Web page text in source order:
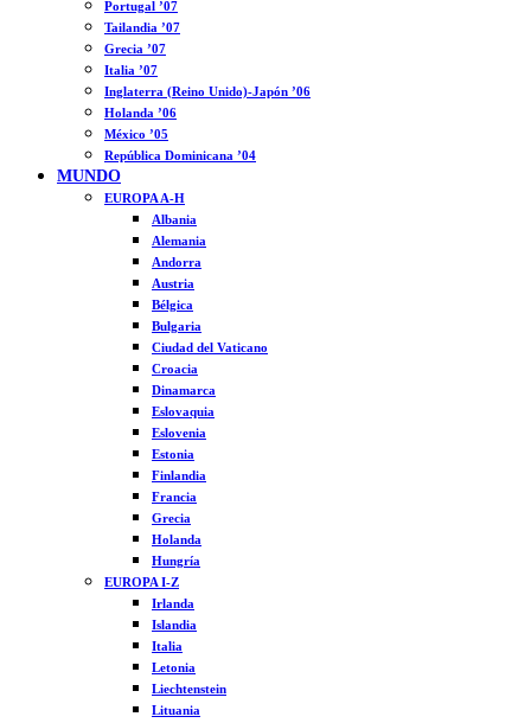
Portugal ’07
Tailandia ’07
Grecia ’07
Italia ’07
Inglaterra (Reino Unido)-Japón ’06
Holanda ’06
México ’05
República Dominicana ’04
MUNDO
EUROPA A-H
Albania
Alemania
Andorra
Austria
Bélgica
Bulgaria
Ciudad del Vaticano
Croacia
Dinamarca
Eslovaquia
Eslovenia
Estonia
Finlandia
Francia
Grecia
Holanda
Hungría
EUROPA I-Z
Irlanda
Islandia
Italia
Letonia
Liechtenstein
Lituania